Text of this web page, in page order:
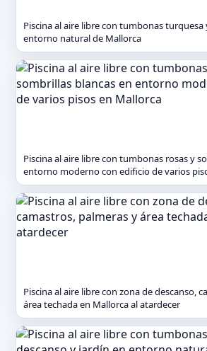
Piscina al aire libre con tumbonas turquesa
entorno natural de Mallorca
Piscina al aire libre con tumbonas rosas y
entorno moderno con edificio de varios
Piscina al aire libre con zona de descanso,
área techada en Mallorca al atardecer